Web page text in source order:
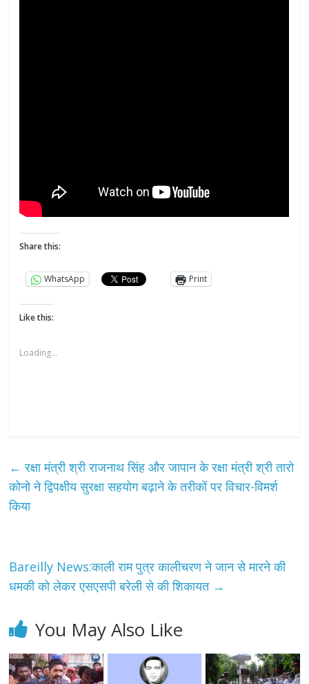
Share this:
WhatsApp Print
Like this:
Loading...
← रक्षा मंत्री श्री राजनाथ सिंह और जापान के रक्षा मंत्री श्री तारो
कोनो ने द्विपक्षीय सुरक्षा सहयोग बढ़ाने के तरीकों पर विचार-विमर्श
किया
Bareilly News:काली राम पुत्र कालीचरण ने जान से मारने की
धमकी को लेकर एसएसपी बरेली से की शिकायत →
You May Also Like